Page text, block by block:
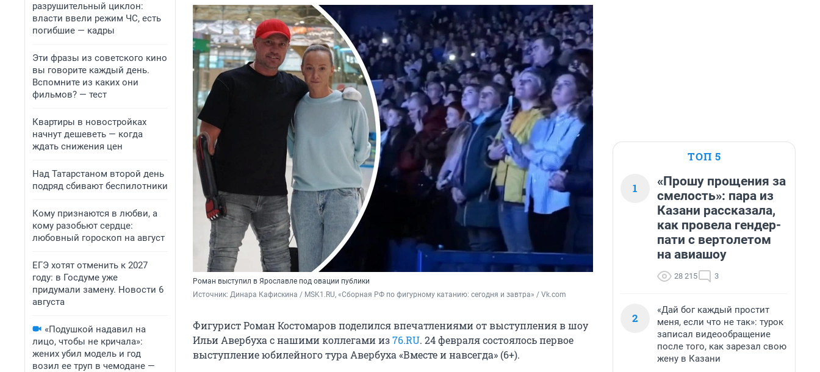
разрушительный циклон:
власти ввели режим ЧС, есть
погибшие — кадры
Эти фразы из советского кино
вы говорите каждый день.
Вспомните из каких они
фильмов? — тест
Квартиры в новостройках
начнут дешеветь — когда
ждать снижения цен
Над Татарстаном второй день
подряд сбивают беспилотники
Кому признаются в любви, а
кому разобьют сердце:
любовный гороскоп на август
ЕГЭ хотят отменить к 2027
году: в Госдуме уже
придумали замену. Новости 6
августа
«Подушкой надавил на
лицо, чтобы не кричала»:
жених убил модель и год
возил ее труп в чемодане —
Роман выступил в Ярославле под овации публики
Источник: Динара Кафискина / MSK1.RU, «Сборная РФ по фигурному катанию: сегодня и завтра» / Vk.com
Фигурист Роман Костомаров поделился впечатлениями от выступления в шоу
Ильи Авербуха с нашими коллегами из76.RU. 24 февраля состоялось первое
выступление юбилейного тура Авербуха «Вместе и навсегда» (6+).
ТОП 5
1
«Прошу прощения за
смелость»: пара из
Казани рассказала,
как провела гендер-
пати с вертолетом
на авиашоу
28 215 3
2
«Дай бог каждый простит
меня, если что не так»: турок
записал видеообращение
после того, как зарезал свою
жену в Казани